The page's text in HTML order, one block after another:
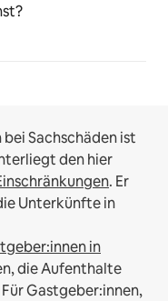
Sachschäden ist
den hier
. Er
Unterkünfte in
in
die Aufenthalte
Für Gastgeber:innen,